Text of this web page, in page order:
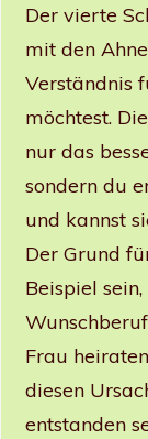
Der vierte
mit den
Verständnis
möchtest.
nur das
sondern du
und kannst
Der Grund
Beispiel
Frau
diesen
entstanden